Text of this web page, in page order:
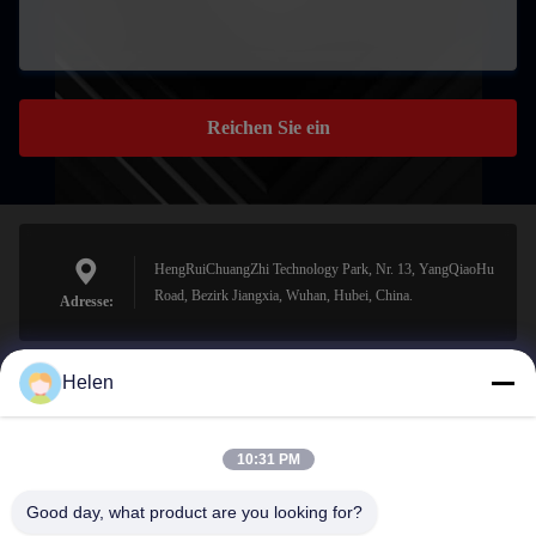
Reichen Sie ein
Adresse:
HengRuiChuangZhi Technology Park, Nr. 13, YangQiaoHu
Road, Bezirk Jiangxia, Wuhan, Hubei, China.
sales@perfectlaser.net
Helen
10:31 PM
Good day, what product are you looking for?